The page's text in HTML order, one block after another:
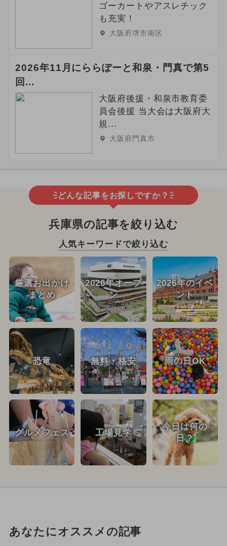
ゴーカートやアスレチック
も充実！
大阪府堺市南区
2026年11月にららぽーと和泉・門真で第5
回...
大阪府後援・和泉市教育委
員会後援 当大会は大阪府大
規...
大阪府門真市
どんな記事をお探しですか？
兵庫県の記事を絞り込む
人気キーワードで絞り込む
厳選お出かけ
まとめ
2026年オープ
ン
2026年のイベ
ント
恐竜 無料・格安 雨の日OK
グルメフェス 工場見学
今日は何の
日？
あなたにオススメの記事